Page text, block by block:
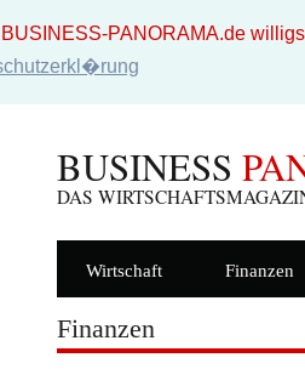
PANORAMA.de
BUSINESS
DAS
Wirtschaft Finanzen
Finanzen